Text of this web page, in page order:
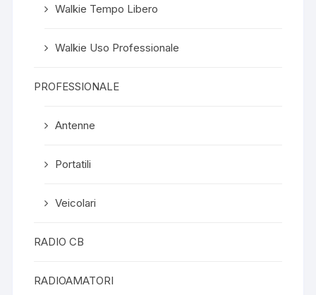
Walkie Tempo Libero
Walkie Uso Professionale
PROFESSIONALE
Antenne
Portatili
Veicolari
RADIO CB
RADIOAMATORI